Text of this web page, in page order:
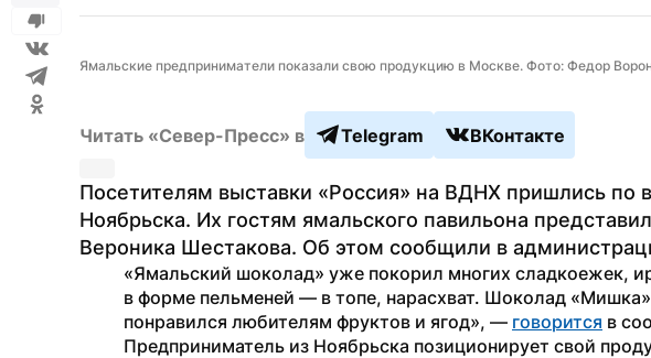
Ямальские предприниматели показали свою продукцию в Москве. Фото: Федор
Читать «Север-Пресс» в Telegram ВКонтакте
Посетителям выставки «Россия» на ВДНХ пришлись по
Ноябрьска. Их гостям ямальского павильона
Вероника Шестакова. Об этом сообщили в
«Ямальский шоколад» уже покорил многих сладкоежек,
в форме пельменей — в топе, нарасхват. Шоколад
понравился любителям фруктов и ягод», — говорится в
Предприниматель из Ноябрьска позиционирует свой